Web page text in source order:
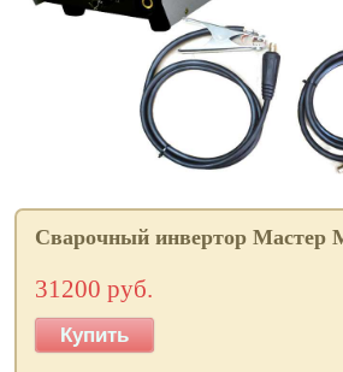
Сварочный инвертор
31200 руб.
Купить